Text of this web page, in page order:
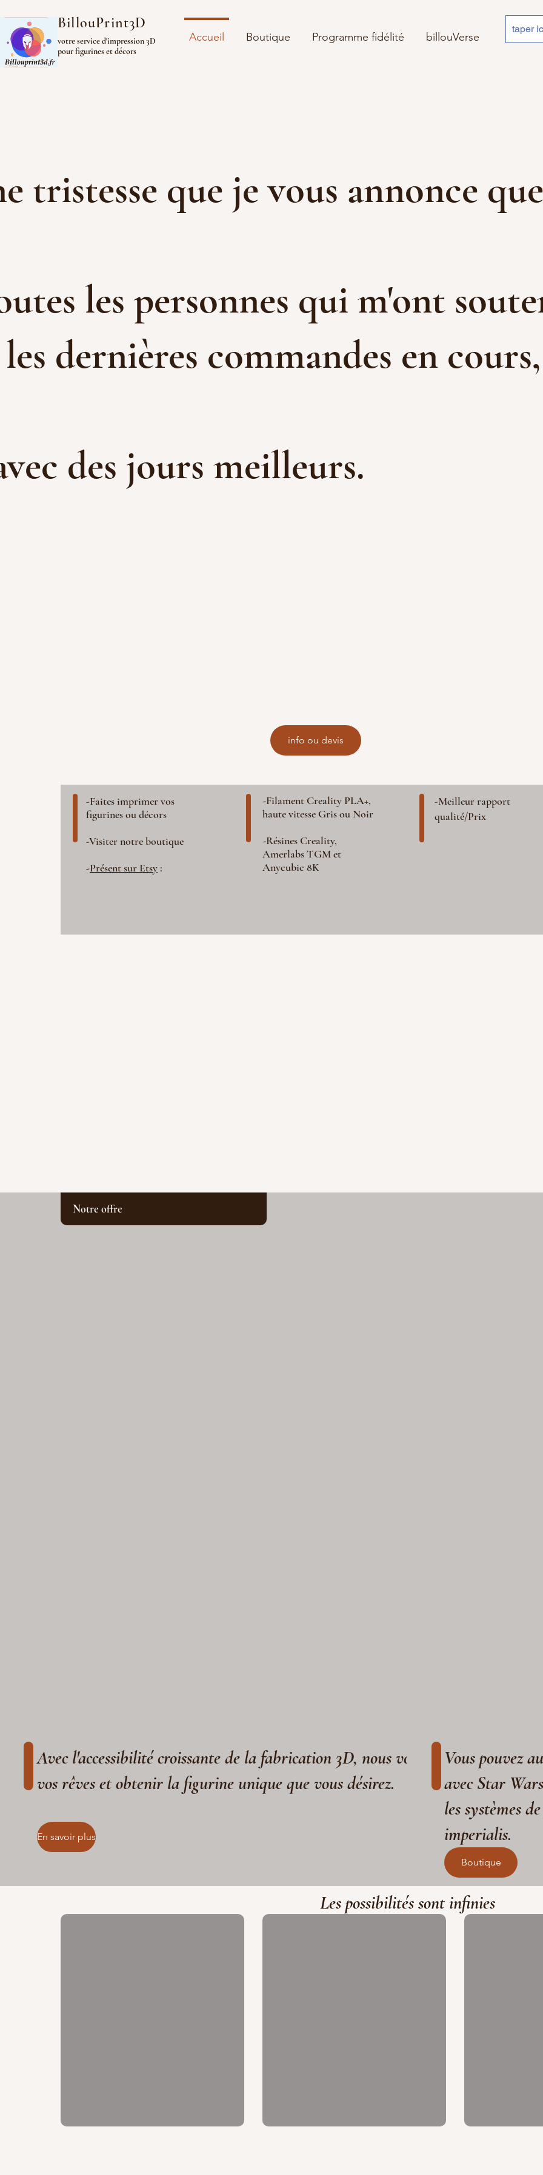
BillouPrint3D
votre service d'impression 3D
pour figurines et décors
Accueil Boutique Programme fidélité billouVerse
info ou devis
-Faites imprimer vos
figurines ou décors
-Visiter notre boutique
-Présent sur Etsy :
-Filament Creality PLA+,
haute vitesse Gris ou Noir
-Résines Creality,
Amerlabs TGM et
Anycubic 8K
-Meilleur rapport
qualité/Prix
Notre offre
Avec l'accessibilité croissante de la fabrication 3D, nous vous aidons à réaliser
vos rêves et obtenir la figurine unique que vous désirez.
En savoir plus
Vous pouvez
avec Star
les systèmes
imperialis.
Boutique
Les possibilités sont infinies
tristesse que je vous annonce
les personnes qui m'ont
dernières commandes en
des jours meilleurs.